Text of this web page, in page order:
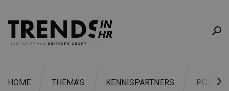
HOME THEMA’S KENNISPARTNERS